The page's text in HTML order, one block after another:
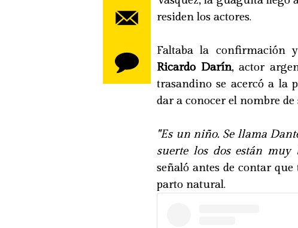
residen los actores.
Faltaba la confirmación
Ricardo Darín, actor
trasandino se acercó a la
dar a conocer el nombre de
"Es un niño. Se llama
suerte los dos están muy
señaló antes de contar
parto natural.